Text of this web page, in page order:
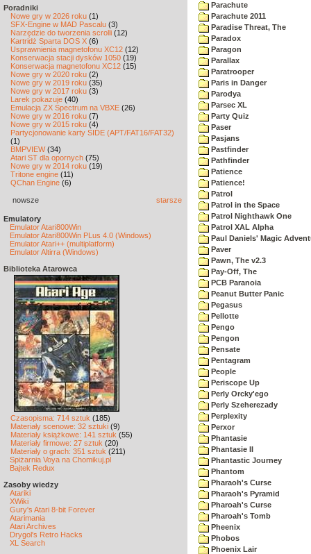
Poradniki
Nowe gry w 2026 roku (1)
SFX-Engine w MAD Pascalu (3)
Narzędzie do tworzenia scrolli (12)
Kartridż Sparta DOS X (6)
Usprawnienia magnetofonu XC12 (12)
Konserwacja stacji dysków 1050 (19)
Konserwacja magnetofonu XC12 (15)
Nowe gry w 2020 roku (2)
Nowe gry w 2019 roku (35)
Nowe gry w 2017 roku (3)
Larek pokazuje (40)
Emulacja ZX Spectrum na VBXE (26)
Nowe gry w 2016 roku (7)
Nowe gry w 2015 roku (4)
Partycjonowanie karty SIDE (APT/FAT16/FAT32)
(1)
BMPVIEW(34)
Atari ST dla opornych (75)
Nowe gry w 2014 roku (19)
Tritone engine (11)
QChan Engine (6)
nowsze starsze
Emulatory
Emulator Atari800Win
Emulator Atari800Win PLus 4.0 (Windows)
Emulator Atari++ (multiplatform)
Emulator Altirra (Windows)
Biblioteka Atarowca
Czasopisma: 714 sztuk (185)
Materiały scenowe: 32 sztuki (9)
Materiały książkowe: 141 sztuk (55)
Materiały firmowe: 27 sztuk (20)
Materiały o grach: 351 sztuk (211)
Spiżarnia Voya na Chomikuj.pl
Bajtek Redux
Zasoby wiedzy
Atariki
XWiki
Gury's Atari 8-bit Forever
Atarimania
Atari Archives
Drygol's Retro Hacks
XL Search
Parachute
Parachute 2011
Paradise Threat, The
Paradox
Paragon
Parallax
Paratrooper
Paris in Danger
Parodya
Parsec XL
Party Quiz
Paser
Pasjans
Pastfinder
Pathfinder
Patience
Patience!
Patrol
Patrol in the Space
Patrol Nighthawk One
Patrol XAL Alpha
Paul Daniels' Magic
Paver
Pawn, The v2.3
Pay-Off, The
PCB Paranoia
Peanut Butter Panic
Pegasus
Pellotte
Pengo
Pengon
Pensate
Pentagram
People
Periscope Up
Perly Orcky'ego
Perly Szeherezady
Perplexity
Perxor
Phantasie
Phantasie II
Phantastic Journey
Phantom
Pharaoh's Curse
Pharaoh's Pyramid
Pharoah's Curse
Pharoah's Tomb
Pheenix
Phobos
Phoenix Lair